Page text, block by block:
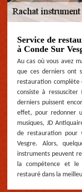
Service de
à Conde Sur
Au cas où vous avez
que ces derniers ont
restauration complète
consiste à ressusciter
derniers puissent
effet, pour redonner
musiques, JD
de restauration pour
Vesgre. Alors,
instruments peuvent
la compétence et le
restauré dans la